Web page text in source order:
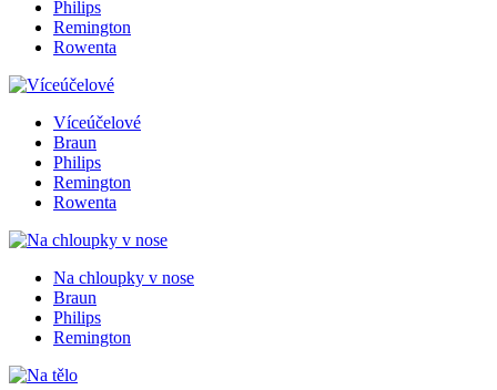
Philips
Remington
Rowenta
Víceúčelové
Braun
Philips
Remington
Rowenta
Na chloupky v nose
Braun
Philips
Remington